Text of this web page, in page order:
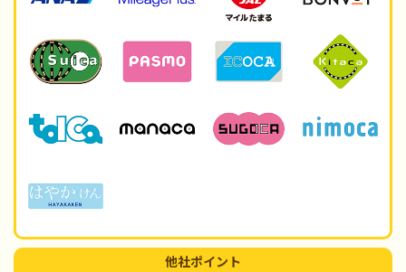
他社ポイント